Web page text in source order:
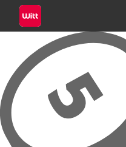
Přeskočit na hlavní obsah